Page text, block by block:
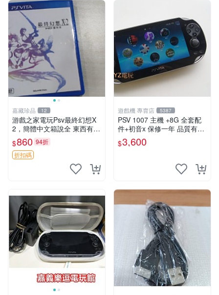
嘉藏珍品 12
游戲之家電玩Psv最終幻想X
2，簡體中文箱說全 東西有現
貨 可以發手物品 無質量問題
售不退不換
$860 94折
折扣碼
遊戲機 專賣店 5387
PSV 1007 主機 +8G 全套配
件+初音x 保修一年 品質有保
障
$3,600